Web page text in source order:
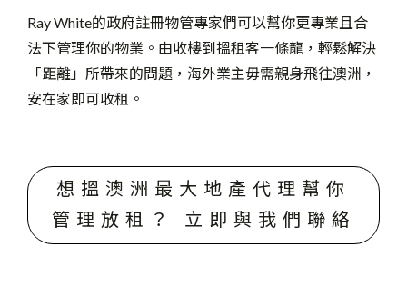
Ray White的政府註冊物管專家們可以幫你更專業且合
法下管理你的物業。由收樓到搵租客一條龍，輕鬆解決
「距離」所帶來的問題，海外業主毋需親身飛往澳洲，
安在家即可收租。
想搵澳洲最大地產代理幫你
管理放租？ 立即與我們聯絡